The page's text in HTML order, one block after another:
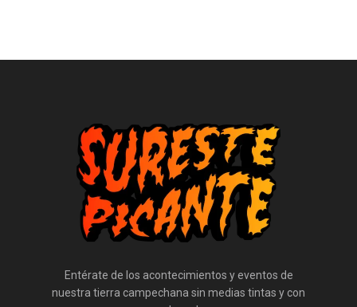
Entérate de los acontecimientos y eventos de
nuestra tierra campechana sin medias tintas y con